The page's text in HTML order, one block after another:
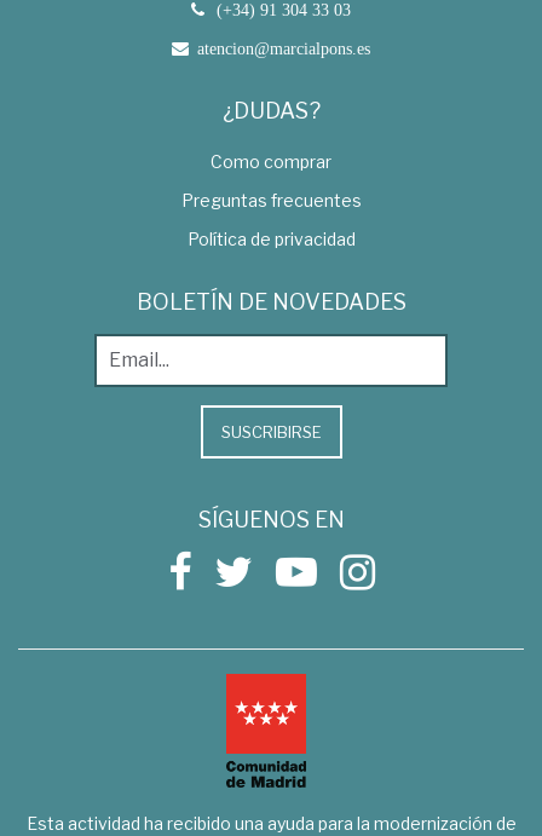
(+34) 91 304 33 03
atencion@marcialpons.es
¿DUDAS?
Como comprar
Preguntas frecuentes
Política de privacidad
BOLETÍN DE NOVEDADES
SUSCRIBIRSE
SÍGUENOS EN
Esta actividad ha recibido una ayuda para la modernización de